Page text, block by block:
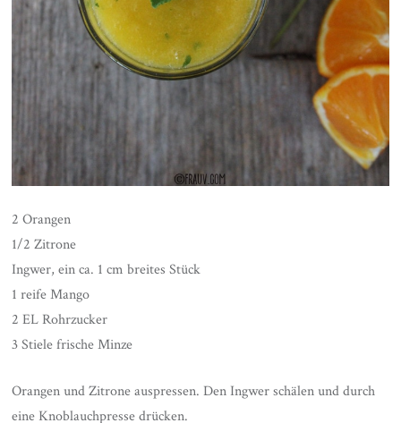
2 Orangen
1/2 Zitrone
Ingwer, ein ca. 1 cm breites Stück
1 reife Mango
2 EL Rohrzucker
3 Stiele frische Minze
Orangen und Zitrone auspressen. Den Ingwer schälen und durch
eine Knoblauchpresse drücken.